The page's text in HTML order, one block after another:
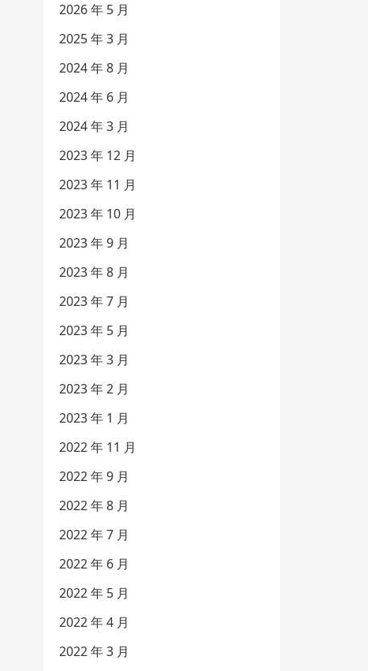
2026 年 5 月
2025 年 3 月
2024 年 8 月
2024 年 6 月
2024 年 3 月
2023 年 12 月
2023 年 11 月
2023 年 10 月
2023 年 9 月
2023 年 8 月
2023 年 7 月
2023 年 5 月
2023 年 3 月
2023 年 2 月
2023 年 1 月
2022 年 11 月
2022 年 9 月
2022 年 8 月
2022 年 7 月
2022 年 6 月
2022 年 5 月
2022 年 4 月
2022 年 3 月